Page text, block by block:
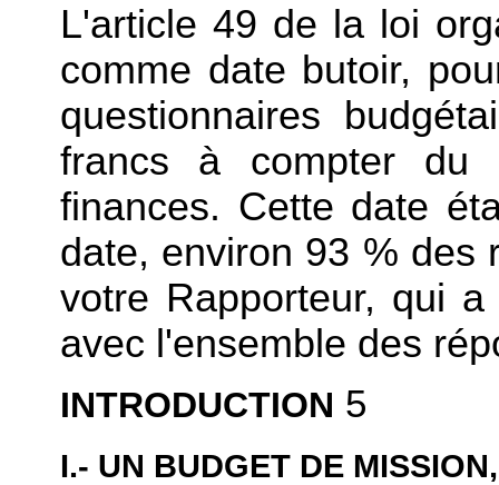
L'article 49 de la loi
comme date butoir,
questionnaires
francs à compter
finances. Cette date
date, environ 93 % des
votre Rapporteur, qui
avec l'ensemble des
INTRODUCTION 5
I.- UN BUDGET DE